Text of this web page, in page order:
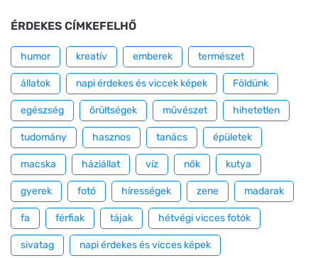
ÉRDEKES CÍMKEFELHŐ
humor kreatív emberek természet
állatok napi érdekes és viccek képek Földünk
egészség őrültségek művészet hihetetlen
tudomány hasznos tanács épületek
macska háziállat víz nők kutya
gyerek fotó hírességek zene madarak
fa férfiak tájak hétvégi vicces fotók
sivatag napi érdekes és vicces képek